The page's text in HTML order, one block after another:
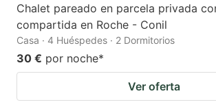
Chalet pareado en parcela privada
compartida en Roche - Conil
Casa · 4 Huéspedes · 2 Dormitorios
30 € por noche*
Ver oferta